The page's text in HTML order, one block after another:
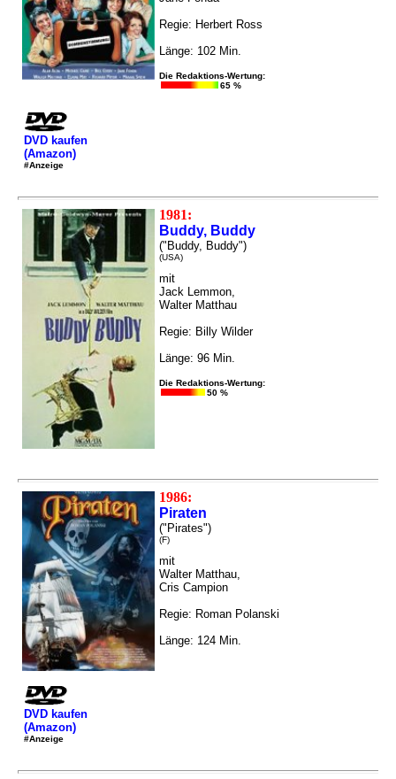
Regie: Herbert Ross
Länge: 102 Min.
Die Redaktions-Wertung:
65 %
DVD kaufen
(Amazon)
#Anzeige
1981:
Buddy, Buddy
("Buddy, Buddy")
(USA)
mit
Jack Lemmon,
Walter Matthau
Regie: Billy Wilder
Länge: 96 Min.
Die Redaktions-Wertung:
50 %
1986:
Piraten
("Pirates")
(F)
mit
Walter Matthau,
Cris Campion
Regie: Roman Polanski
Länge: 124 Min.
DVD kaufen
(Amazon)
#Anzeige